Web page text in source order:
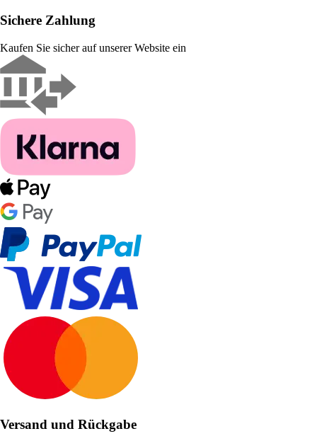
Sichere Zahlung
Kaufen Sie sicher auf unserer Website ein
Versand und Rückgabe